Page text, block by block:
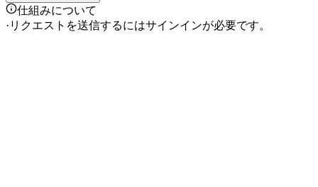
仕組みについて
· リクエストを送信するにはサインインが必要です。